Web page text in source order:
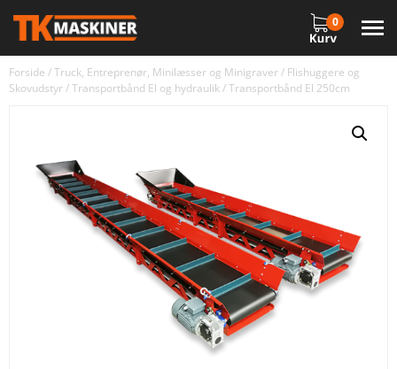
0
Forside /Truck, Entreprenør, Minilæsser og Minigraver/ Flishuggere og
Skovudstyr/Transportbånd El og hydraulik/ Transportbånd El 250cm